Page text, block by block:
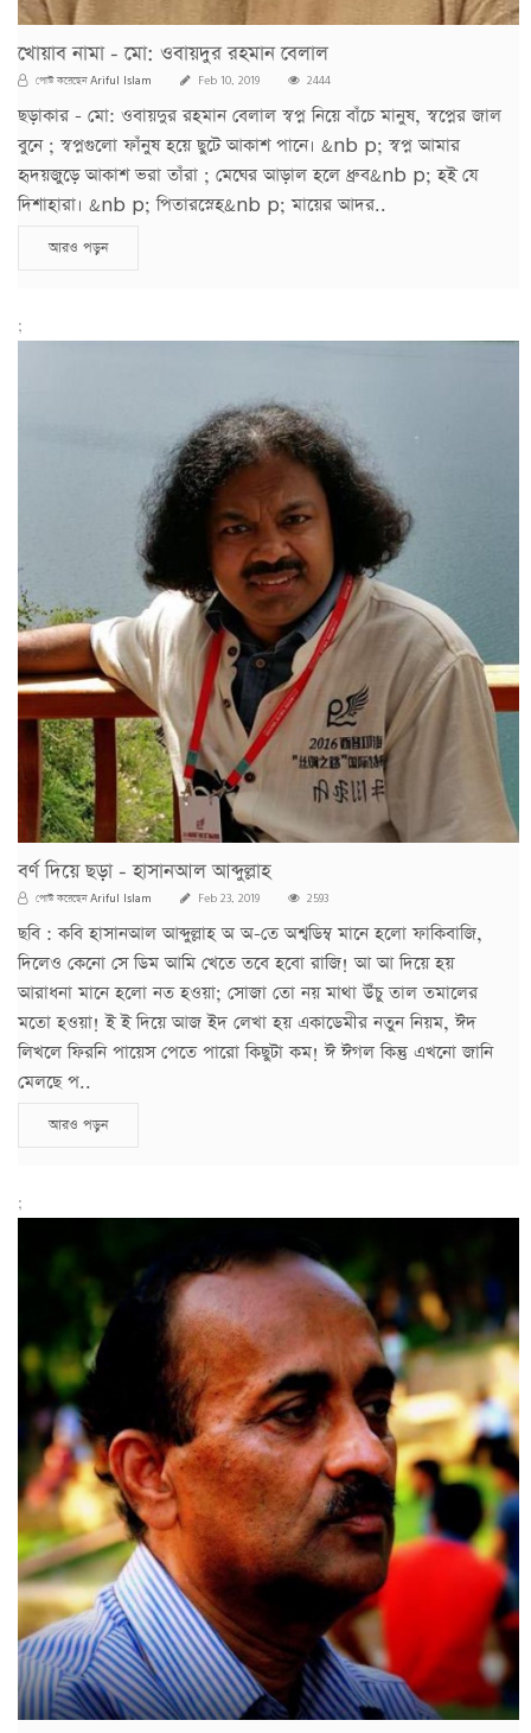
খোয়াব নামা - মো: ওবায়দুর রহমান বেলাল
পোস্ট করেছেনAriful Islam Feb 10, 2019 2444
ছড়াকার - মো: ওবায়দুর রহমান বেলাল স্বপ্ন নিয়ে বাঁচে মানুষ, স্বপ্নের জাল
বুনে ; স্বপ্নগুলো ফাঁনুষ হয়ে ছুটে আকাশ পানে। &nb p; স্বপ্ন আমার
হৃদয়জুড়ে আকাশ ভরা তাঁরা ; মেঘের আড়াল হলে ধ্রুব&nb p; হই যে
দিশাহারা। &nb p; পিতারস্নেহ&nb p; মায়ের আদর..
আরও পড়ুন
;
বর্ণ দিয়ে ছড়া - হাসানআল আব্দুল্লাহ
পোস্ট করেছেনAriful Islam Feb 23, 2019 2593
ছবি : কবি হাসানআল আব্দুল্লাহ অ অ-তে অশ্বডিম্ব মানে হলো ফাকিবাজি,
দিলেও কেনো সে ডিম আমি খেতে তবে হবো রাজি! আ আ দিয়ে হয়
আরাধনা মানে হলো নত হওয়া; সোজা তো নয় মাথা উঁচু তাল তমালের
মতো হওয়া! ই ই দিয়ে আজ ইদ লেখা হয় একাডেমীর নতুন নিয়ম, ঈদ
লিখলে ফিরনি পায়েস পেতে পারো কিছুটা কম! ঈ ঈগল কিন্তু এখনো জানি
মেলছে প..
আরও পড়ুন
;